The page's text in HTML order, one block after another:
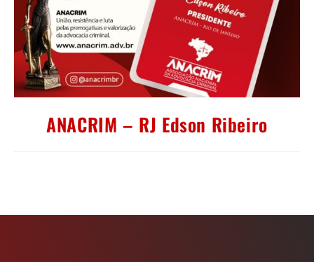
ANACRIM – RJ Edson Ribeiro